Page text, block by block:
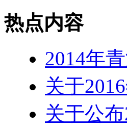
热点内容
2014年
关于
关于公